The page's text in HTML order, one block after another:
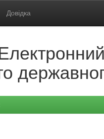
Довідка